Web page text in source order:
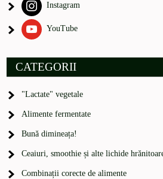
Instagram
YouTube
CATEGORII
"Lactate" vegetale
Alimente fermentate
Bună dimineața!
Ceaiuri, smoothie și alte lichide
Combinații corecte de alimente